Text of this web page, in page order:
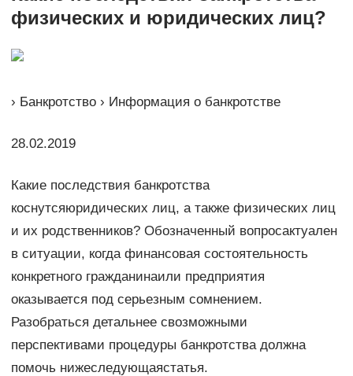
физических и юридических лиц?
› Банкротство › Информация о банкротстве
28.02.2019
Какие последствия банкротства
коснутсяюридических лиц, а также физических лиц
и их родственников? Обозначенный вопросактуален
в ситуации, когда финансовая состоятельность
конкретного гражданинаили предприятия
оказывается под серьезным сомнением.
Разобраться детальнее свозможными
перспективами процедуры банкротства должна
помочь нижеследующаястатья.